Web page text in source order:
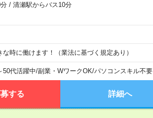
/ 清瀬駅からバス10分
時に働けます！（業法に基づく規定あり）
50代活躍中/副業・WワークOK/パソコンスキル不要
する 詳細へ